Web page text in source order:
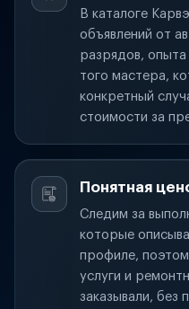
В каталоге
объявлений от
разрядов,
того мастера,
конкретный
стоимости за
Понятная
Следим за
которые
профиле,
услуги и
заказывали, без